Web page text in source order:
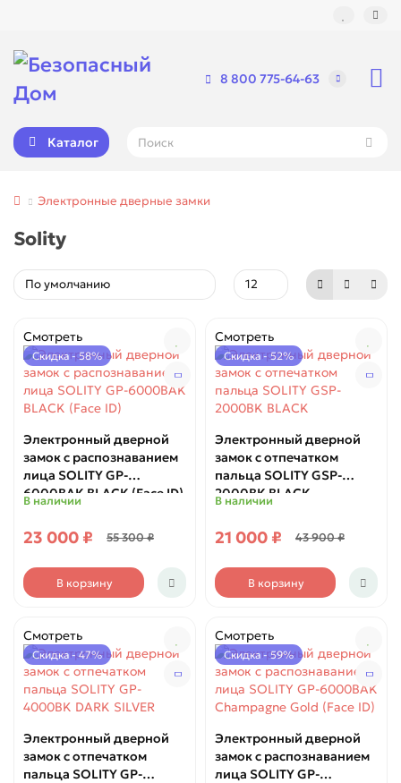
8 800 775-64-63
Каталог
Электронные дверные замки
Solity
Смотреть
Скидка - 58%
Электронный дверной
замок с распознаванием
лица SOLITY GP-
6000BAK BLACK (Face ID)
В наличии
23 000 ₽ 55 300 ₽
В корзину
Смотреть
Скидка - 52%
Электронный дверной
замок с отпечатком
пальца SOLITY GSP-
2000BK BLACK
В наличии
21 000 ₽ 43 900 ₽
В корзину
Смотреть
Скидка - 47%
Электронный дверной
замок с отпечатком
пальца SOLITY GP-
Смотреть
Скидка - 59%
Электронный дверной
замок с распознаванием
лица SOLITY GP-